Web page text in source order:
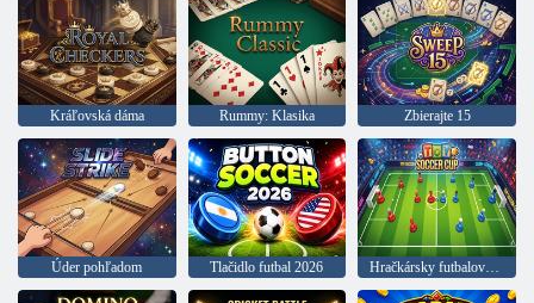
Kráľovská dáma Rummy: Klasika Zbierajte 15
Úder pohľadom Tlačidlo futbal 2026 Hračkársky futbalový pohár